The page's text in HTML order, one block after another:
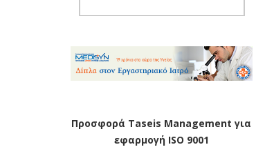
Προσφορά Taseis Management για
εφαρμογή ISO 9001